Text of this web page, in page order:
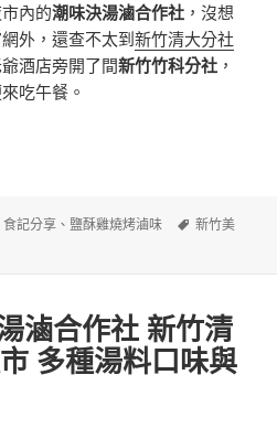
內的潮味決湯滷合作社 ，沒想
外，還查不太到新竹清大分社
酒店旁開了間新竹竹科分社 ，
吃午餐。
合作社 新竹竹科分社 鄰近新竹老
分
食記分享 、 鹽酥雞燒烤滷味
標
新竹美
湯滷合作社 新竹竹科分社 鄰近新竹老爺酒店
滷合作社 新竹清
多種湯料口味與